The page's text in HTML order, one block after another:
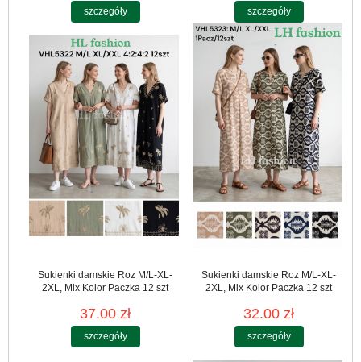
szczegóły szczegóły
Sukienki damskie Roz M/L-XL-
2XL, Mix Kolor Paczka 12 szt
37.00 zł
szczegóły
Sukienki damskie Roz M/L-XL-
2XL, Mix Kolor Paczka 12 szt
32.00 zł
szczegóły